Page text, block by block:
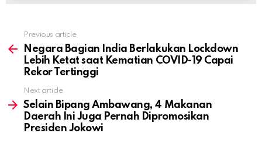
more
Previous article
Negara Bagian India Berlakukan Lockdown
Lebih Ketat saat Kematian COVID-19 Capai
Rekor Tertinggi
Next article
Selain Bipang Ambawang, 4 Makanan
Daerah Ini Juga Pernah Dipromosikan
Presiden Jokowi